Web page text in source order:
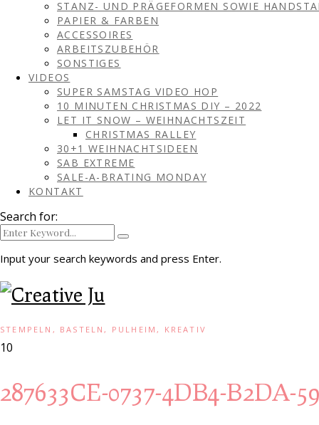
STANZ- UND PRÄGEFORMEN SOWIE
PAPIER & FARBEN
ACCESSOIRES
ARBEITSZUBEHÖR
SONSTIGES
VIDEOS
SUPER SAMSTAG VIDEO HOP
10 MINUTEN CHRISTMAS DIY – 2022
LET IT SNOW – WEIHNACHTSZEIT
CHRISTMAS RALLEY
30+1 WEIHNACHTSIDEEN
SAB EXTREME
SALE-A-BRATING MONDAY
KONTAKT
Search for:
Input your search keywords and press Enter.
STEMPELN, BASTELN, PULHEIM, KREATIV
10
287633CE-0737-4DB4-B2DA-